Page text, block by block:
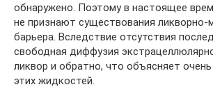
обнаружено. Поэтому в настоящее
не признают существования ликворно-
барьера. Вследствие отсутствия
свободная диффузия
ликвор и обратно, что объясняет
этих жидкостей.